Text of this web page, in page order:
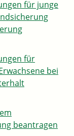
für junge
für
bei
beantragen